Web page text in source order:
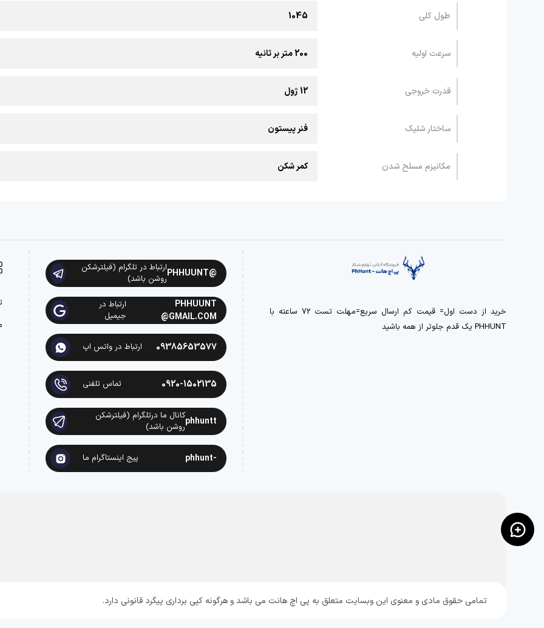
طول کلی 1045
سرعت اولیه 200 متر بر ثانیه
قدرت خروجی 12 ژول
ساختار شلیک فنر پیستون
مکانیزم مسلح شدن کمر شکن
خرید از دست اول= قیمت کم ارسال سریع=مهلت تست 72 ساعته با
PHHUNT یک قدم جلوتر از همه باشید
@PHHUUNT
ارتباط در تلگرام (فیلترشکن
روشن باشد)
PHHUUNT
@GMAIL.COM
ارتباط در
جیمیل
09385653577 ارتباط در واتس اپ
0920-1502135 تماس تلفنی
phhunttکانال ما درتلگرام (فیلترشکن
روشن باشد)
-phhunt پیج اینستاگرام ما
تمامی حقوق مادی و معنوی این وبسایت متعلق به پی اچ هانت می باشد و هرگونه کپی برداری پیگرد قانونی دارد.